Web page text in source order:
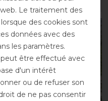
LISTE DE SOUHAITS
-10%
Le traitement des
des cookies sont
données avec des
les paramètres.
être effectué avec
d'un intérêt
ou de refuser son
de ne pas consentir